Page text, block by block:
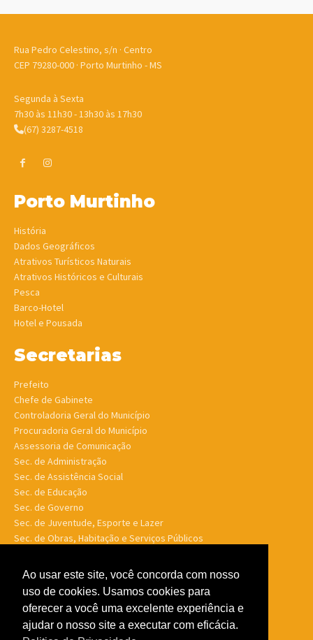
Rua Pedro Celestino, s/n · Centro
CEP 79280-000 · Porto Murtinho - MS
Segunda à Sexta
7h30 às 11h30 - 13h30 às 17h30
(67) 3287-4518
Porto Murtinho
História
Dados Geográficos
Atrativos Turísticos Naturais
Atrativos Históricos e Culturais
Pesca
Barco-Hotel
Hotel e Pousada
Secretarias
Prefeito
Chefe de Gabinete
Controladoria Geral do Município
Procuradoria Geral do Município
Assessoria de Comunicação
Sec. de Administração
Sec. de Assistência Social
Sec. de Educação
Sec. de Governo
Sec. de Juventude, Esporte e Lazer
Sec. de Obras, Habitação e Serviços Públicos
Sec. de Saúde
Sec. de Turismo
Sec. de Meio Ambiente, Desenv. Agrário, Aquicultura e Pesca
Ao usar este site, você concorda com nosso
uso de cookies. Usamos cookies para
oferecer a você uma excelente experiência e
ajudar o nosso site a executar com eficácia.